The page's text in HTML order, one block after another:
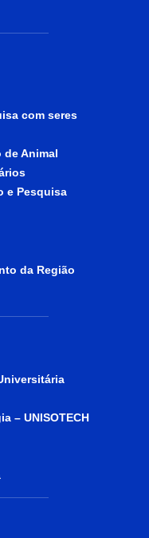
com seres
de Animal
e Pesquisa
da Região
– UNISOTECH